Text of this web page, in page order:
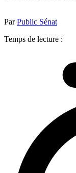
ParPublic Sénat
Temps de lecture :